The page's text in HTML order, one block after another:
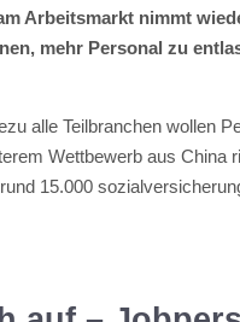
Arbeitsmarkt nimmt
mehr Personal zu
alle Teilbranchen wollen
Wettbewerb aus China
15.000